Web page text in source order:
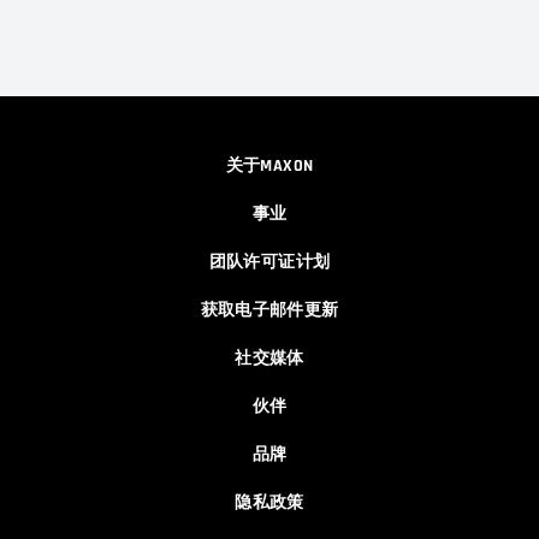
关于MAXON
事业
团队许可证计划
获取电子邮件更新
社交媒体
伙伴
品牌
隐私政策